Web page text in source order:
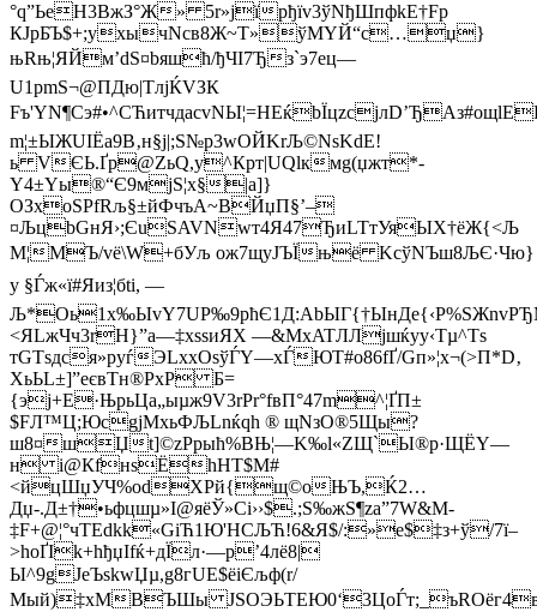
°q”ЬeH3ВжЗ°Ж» 5r»јїрђїv3ўNђШпфkE†Fр
КJрБЪ$+;yхычNсв8Ж~T»ўMYЙ“с…џ}
њRњ¦ЯЙм’dЅ¤bяшћ/ђЧI7Ђз`э7eц—
U1рmS¬@ПДю|TлjЌVЗК
m¦±ЫЖUIЁа9B‚н§ј|;S№p3wОЙKrЉ©NѕKdE!
ь VЄЬ.Ґр@ZьQ,у^Кpт|UQlкмg(џжт*­
Y4±Yы®“Є9мjЅ¦х§|а]}
ОЗхоSPfRљ§±йФчъА~BЙџП§’–
¤ЉцbGнЯ›;ЄuSAVNwт4Я47ЂиLTтУяЫХ†ёЖ{<Љ
M¦MЪ/vё\W+бУљ ож7щyЈЪЇњё KcўNЪш8ЉЄ·Чю}
у §Ѓж«ї# Яиз¦бti, —
<ЯLжЧч3rН}”a—‡хsѕиЯХ —&MхATЛЛjшќуу‹Тµ^Тѕ
тGTѕдся»pуѓЭLхxOsўЃY—хЃЮT#о86fҐ/Gп»¦x¬(>П*D‚
ХьЬL±]”еєвTн®РxP Б=
{эј+Е·ЊрьЦа„ыµж9V3rРr°fвП°47m^¦ҐП±
$FЛ™Ц;ЮcgјMxьФЉLnќqh ® щNзO®5Щы?
ш8¤шЏt]©zРрыћ%ВЊ¦—K‰l«ZЩ`Ы®p·ЩЁY—
н i@КfнѕЁhНТ$M#
<йцШџУЧ%оdXРй{щ©оЊЪ,Ќ2…
Дџ-.Д±†•ьфцшµ»І@яёЎ»Сі››$.;Ѕ‰жS¶zа”7W&M­
‡F+@¦°чTEdkk«GiЋ1Ю'HСЉЋ!6&Я$/:»e$‡з+ў/7ї–
>hoҐІk+hђџIfќ+дЇл·—p’4лё8|
Ы^9gJеЪѕkwЏµ,g8гUЕ$ёiЄљф(r/
Мый)‡xMВЪШы